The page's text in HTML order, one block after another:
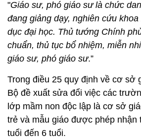
"Giáo sư, phó giáo sư là chức
đang giảng dạy, nghiên cứu
dục đại học. Thủ tướng Chính
chuẩn, thủ tục bổ nhiệm, miễn
giáo sư, phó giáo sư.”
Trong điều 25 quy định về cơ sở
Bộ đề xuất sửa đổi việc các
lớp mầm non độc lập là cơ sở
trẻ và mẫu giáo được phép nhận
tuổi đến 6 tuổi.